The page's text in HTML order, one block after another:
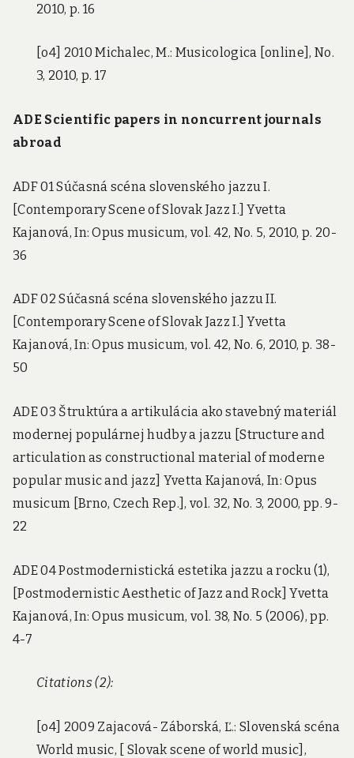
2010, p. 16
[o4] 2010 Michalec, M.: Musicologica [online], No.
3, 2010, p. 17
ADE Scientific papers in noncurrent journals
abroad
ADF 01 Súčasná scéna slovenského jazzu I.
[Contemporary Scene of Slovak Jazz I.] Yvetta
Kajanová, In: Opus musicum, vol. 42, No. 5, 2010, p. 20-
36
ADF 02 Súčasná scéna slovenského jazzu II.
[Contemporary Scene of Slovak Jazz I.] Yvetta
Kajanová, In: Opus musicum, vol. 42, No. 6, 2010, p. 38-
50
ADE 03 Štruktúra a artikulácia ako stavebný materiál
modernej populárnej hudby a jazzu [Structure and
articulation as constructional material of moderne
popular music and jazz] Yvetta Kajanová, In: Opus
musicum [Brno, Czech Rep.], vol. 32, No. 3, 2000, pp. 9-
22
ADE 04 Postmodernistická estetika jazzu a rocku (1),
[Postmodernistic Aesthetic of Jazz and Rock] Yvetta
Kajanová, In: Opus musicum, vol. 38, No. 5 (2006), pp.
4-7
Citations (2):
[o4] 2009 Zajacová- Záborská, Ľ.: Slovenská scéna
World music, [ Slovak scene of world music],